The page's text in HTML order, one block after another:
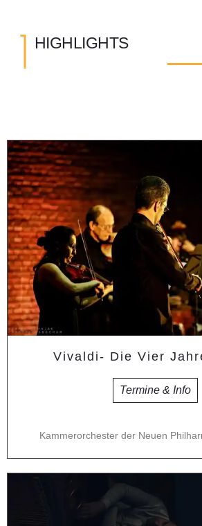
I HIGHLIGHTS
Vivaldi- Die Vier
Termine & Info
Kammerorchester der Neuen